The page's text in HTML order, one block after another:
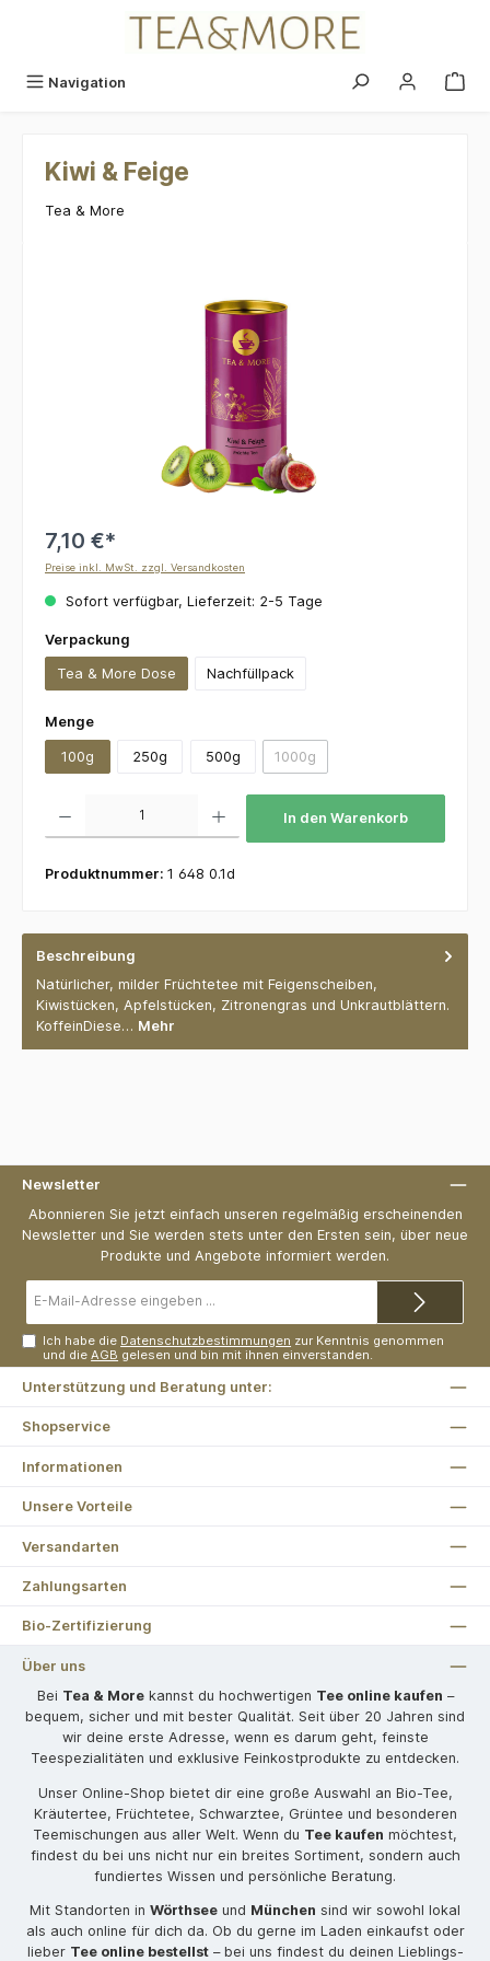
Navigation
Kiwi & Feige
Tea & More
7,10 €*
Preise inkl. MwSt. zzgl. Versandkosten
Sofort verfügbar, Lieferzeit: 2-5 Tage
Verpackung
Tea & More Dose Nachfüllpack
Mengeauswählen
100g 250g 500g 1000g(Diese Option ist zurzeit nicht
In den Warenkorb
Produktnummer: 1 648 0.1d
Beschreibung
Natürlicher, milder Früchtetee mit Feigenscheiben,
Kiwistücken, Apfelstücken, Zitronengras und Unkrautblättern.
KoffeinDiese… Mehr
Newsletter
Abonnieren Sie jetzt einfach unseren regelmäßig erscheinenden
Newsletter und Sie werden stets unter den Ersten sein, über neue
Produkte und Angebote informiert werden.
Mail-
Ich habe die Datenschutzbestimmungen zur Kenntnis genommen
und dieAGB gelesen und bin mit ihnen einverstanden.
Unterstützung und Beratung unter:
Shopservice
Informationen
Unsere Vorteile
Versandarten
Zahlungsarten
Bio-Zertifizierung
Über uns
Bei Tea & Morekannst du hochwertigen Tee online kaufen –
bequem, sicher und mit bester Qualität. Seit über 20 Jahren sind
wir deine erste Adresse, wenn es darum geht, feinste
Teespezialitäten und exklusive Feinkostprodukte zu entdecken.
Unser Online-Shop bietet dir eine große Auswahl an Bio-Tee,
Kräutertee, Früchtetee, Schwarztee, Grüntee und besonderen
Teemischungen aus aller Welt. Wenn du Tee kaufen möchtest,
findest du bei uns nicht nur ein breites Sortiment, sondern auch
fundiertes Wissen und persönliche Beratung.
Mit Standorten in Wörthsee und München sind wir sowohl lokal
als auch online für dich da. Ob du gerne im Laden einkaufst oder
lieber Tee online bestellst– bei uns findest du deinen Lieblings-